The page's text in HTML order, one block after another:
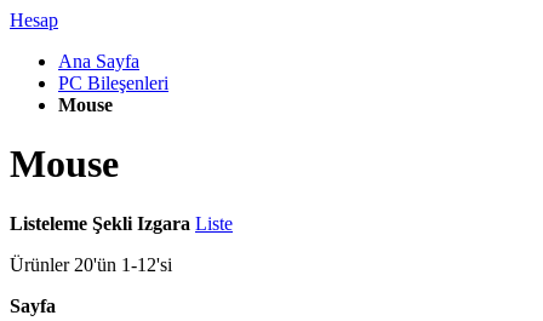
Hesap
Ana Sayfa
PC Bileşenleri
Mouse
Mouse
Listeleme Şekli Izgara Liste
Ürünler 20'ün 1-12'si
Sayfa